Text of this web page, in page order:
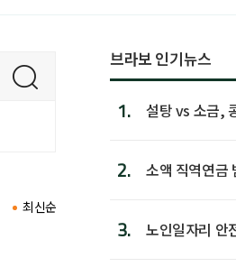
최신순
브라보 인기뉴스
1. 설탕 vs 소금,
2.
소액 직역연금
3.
노인일자리 안